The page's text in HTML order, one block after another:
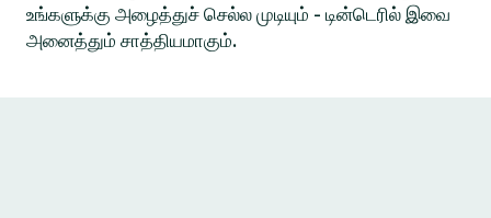
உங்களுக்கு அழைத்துச் செல்ல முடியும் - டின்டெரில் இவை
அனைத்தும் சாத்தியமாகும்.